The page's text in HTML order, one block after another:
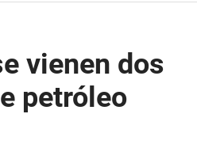
vienen dos
petróleo